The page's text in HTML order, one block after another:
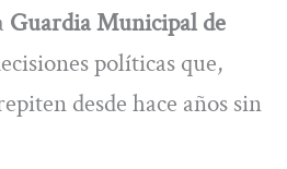
Guardia Municipal de
políticas que,
desde hace años sin